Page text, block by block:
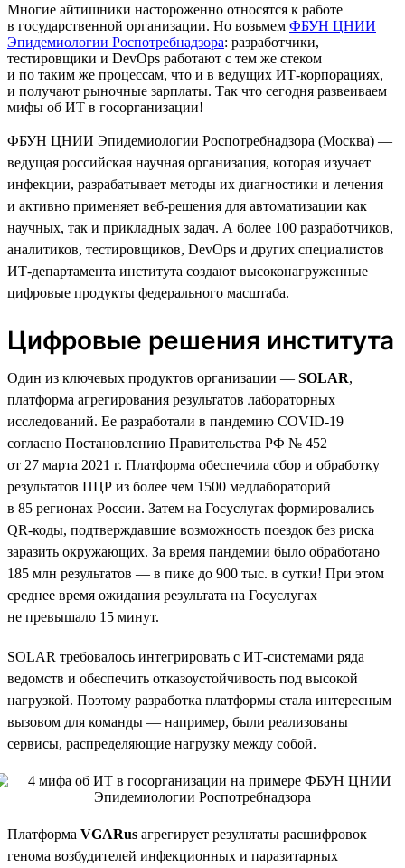
Многие айтишники настороженно относятся к работе
в государственной организации. Но возьмем ФБУН ЦНИИ
Эпидемиологии Роспотребнадзора: разработчики,
тестировщики и DevOps работают с тем же стеком
и по таким же процессам, что и в ведущих ИТ-корпорациях,
и получают рыночные зарплаты. Так что сегодня развеиваем
мифы об ИТ в госорганизации!
ФБУН ЦНИИ Эпидемиологии Роспотребнадзора (Москва) —
ведущая российская научная организация, которая изучает
инфекции, разрабатывает методы их диагностики и лечения
и активно применяет веб-решения для автоматизации как
научных, так и прикладных задач. А более 100 разработчиков,
аналитиков, тестировщиков, DevOps и других специалистов
ИТ-департамента института создают высоконагруженные
цифровые продукты федерального масштаба.
Цифровые решения института
Один из ключевых продуктов организации — SOLAR,
платформа агрегирования результатов лабораторных
исследований. Ее разработали в пандемию COVID-19
согласно Постановлению Правительства РФ № 452
от 27 марта 2021 г. Платформа обеспечила сбор и обработку
результатов ПЦР из более чем 1500 медлабораторий
в 85 регионах России. Затем на Госуслугах формировались
QR-коды, подтверждавшие возможность поездок без риска
заразить окружающих. За время пандемии было обработано
185 млн результатов — в пике до 900 тыс. в сутки! При этом
среднее время ожидания результата на Госуслугах
не превышало 15 минут.
SOLAR требовалось интегрировать с ИТ-системами ряда
ведомств и обеспечить отказоустойчивость под высокой
нагрузкой. Поэтому разработка платформы стала интересным
вызовом для команды — например, были реализованы
сервисы, распределяющие нагрузку между собой.
Платформа VGARus агрегирует результаты расшифровок
генома возбудителей инфекционных и паразитарных